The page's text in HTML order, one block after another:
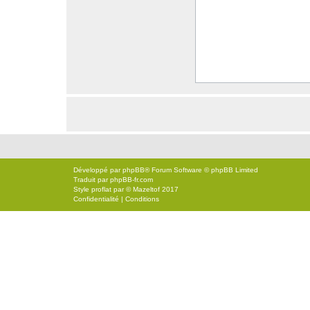
Développé parphpBB® Forum Software © phpBB Limited
Traduit parphpBB-fr.com
Style proflat par ©Mazeltof 2017
Confidentialité | Conditions